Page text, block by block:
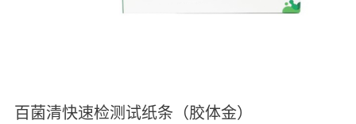
百菌清快速检测试纸条（胶体金）